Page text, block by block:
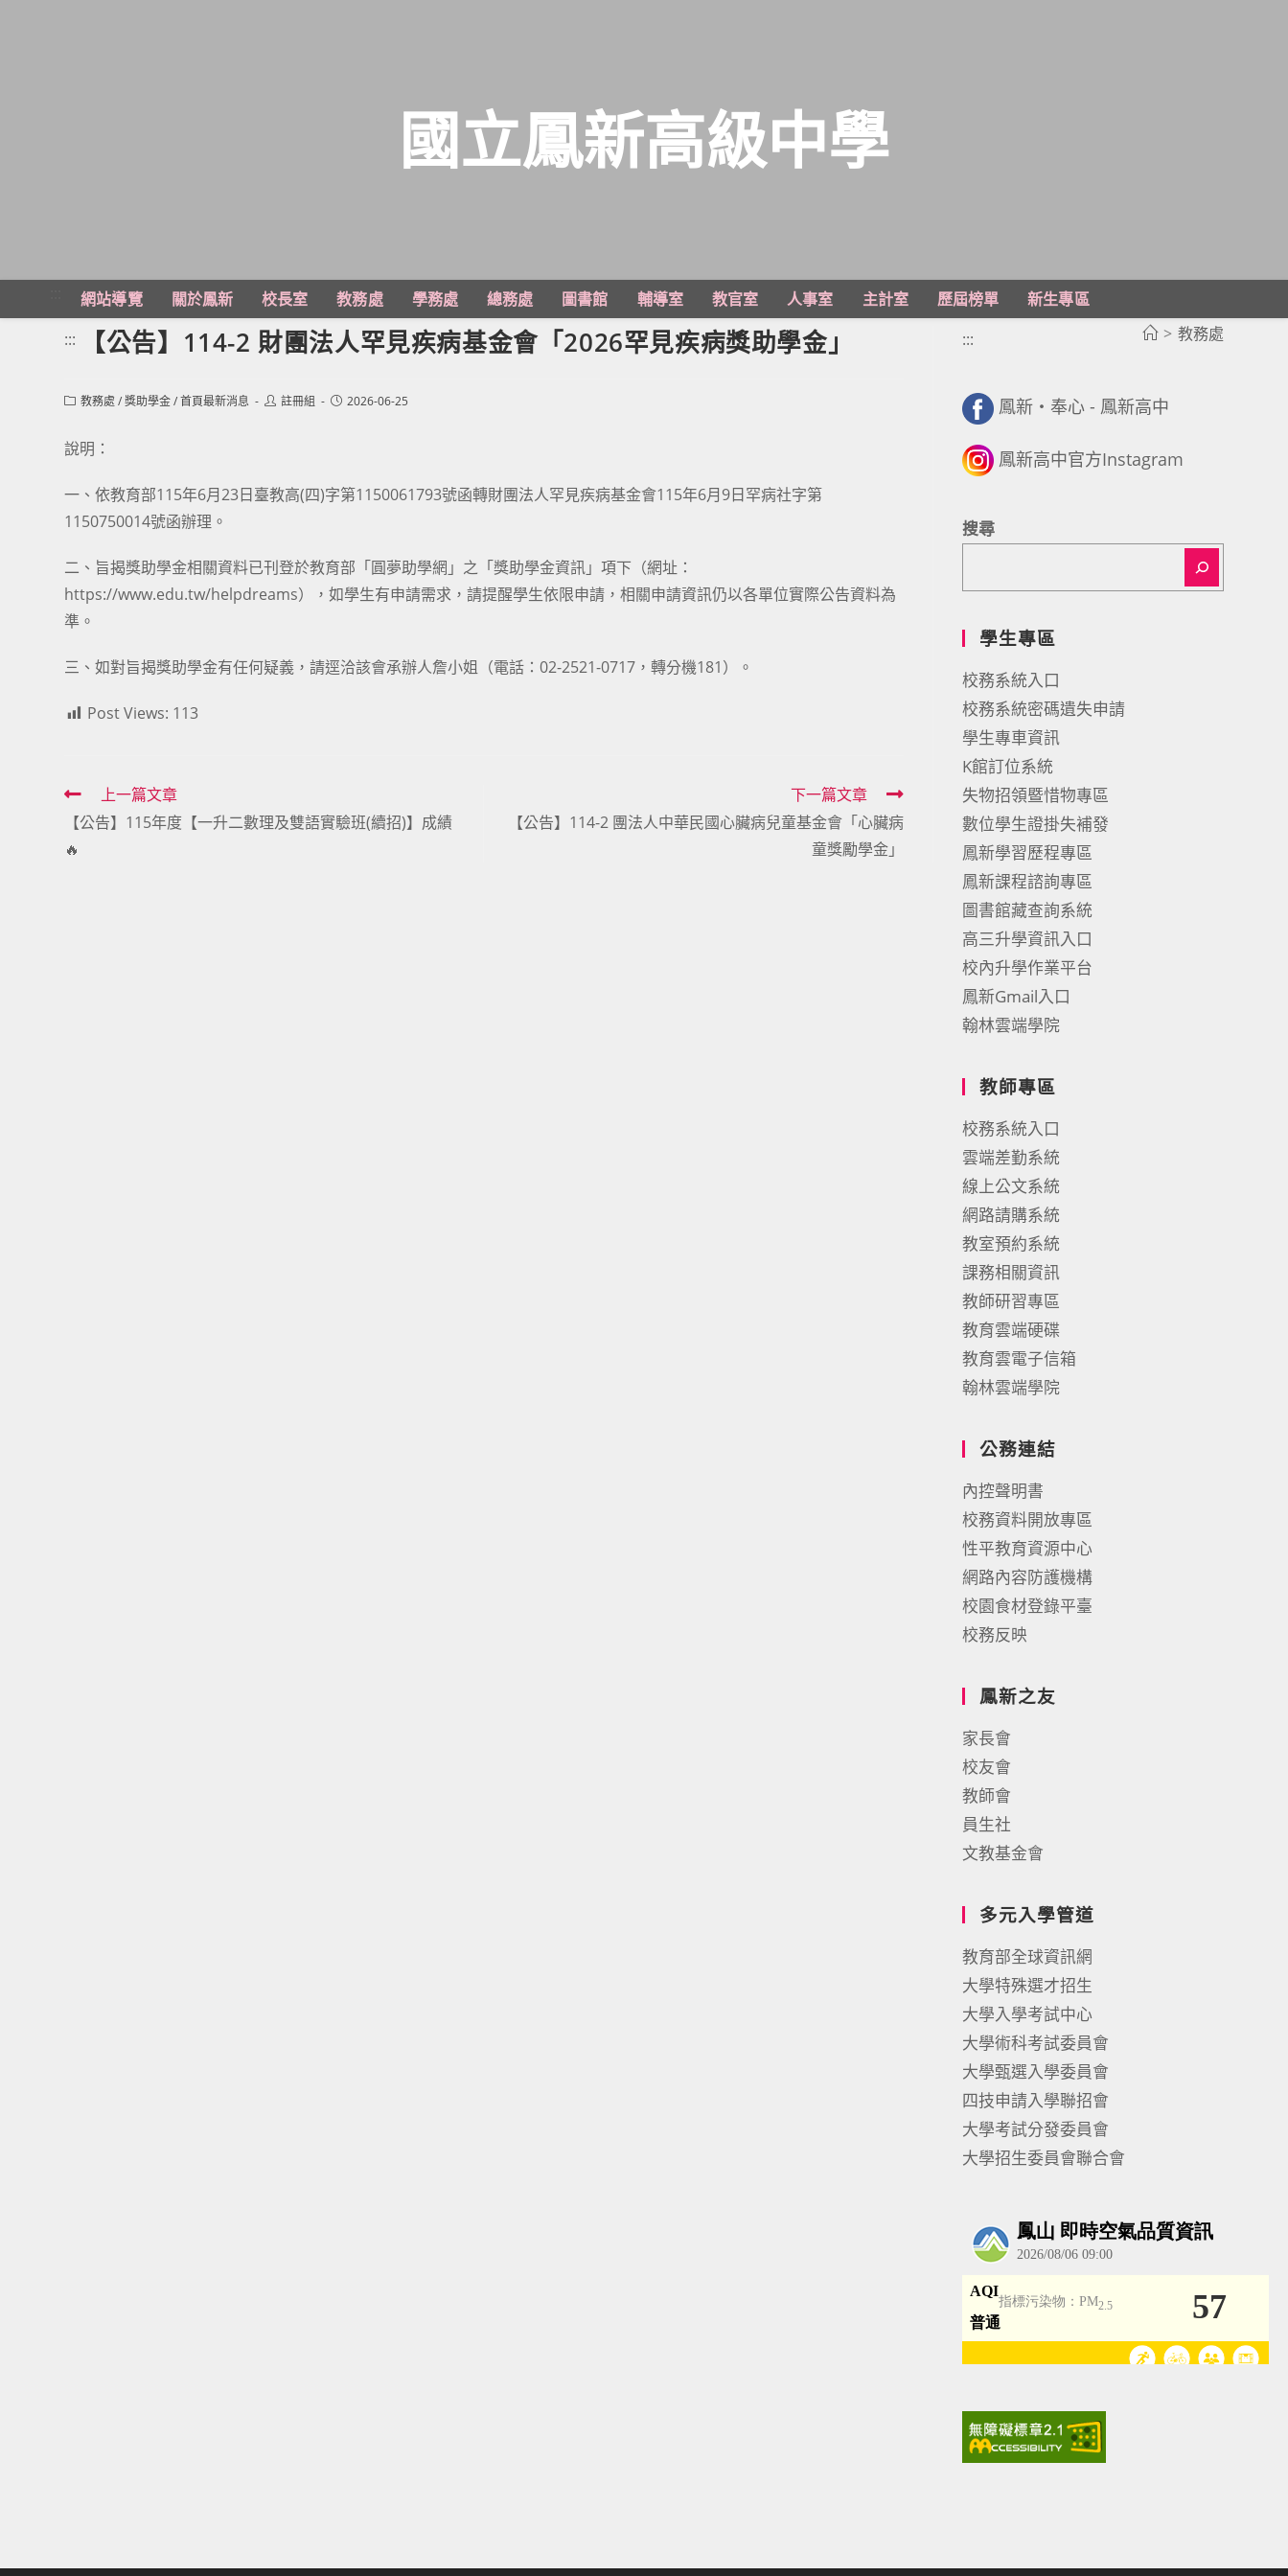
主
國立鳳新高級中學
網站導覽 關於鳳新 校長室 教務處 學務處 總務處 圖書館 輔導室 教官室 人事室 主計室 歷屆榜單
新生專區
> 教務處
::: 【公告】114-2 財團法人罕見疾病基金會「2026罕見疾病獎助學金」
Post教務處 /獎助學金/首頁最新消息
Post註冊組
Post2026-06-25
說明：
一、依教育部115年6月23日臺教高(四)字第1150061793號函轉財團法人罕見疾病基金會115年6月9日罕病社字第
1150750014號函辦理。
二、旨揭獎助學金相關資料已刊登於教育部「圓夢助學網」之「獎助學金資訊」項下（網址：
https://www.edu.tw/helpdreams），如學生有申請需求，請提醒學生依限申請，相關申請資訊仍以各單位實際公告資料為
準。
三、如對旨揭獎助學金有任何疑義，請逕洽該會承辦人詹小姐（電話：02-2521-0717，轉分機181）。
Post Views: 113
Read
more
articles
上一篇文章
【公告】115年度【一升二數理及雙語實驗班(續招)】成績
🔥
下一篇文章
【公告】114-2 團法人中華民國心臟病兒童基金會「心臟病
童獎勵學金」
:::
鳳新・奉心 - 鳳新高中
鳳新高中官方Instagram
搜尋
學生專區
校務系統入口
校務系統密碼遺失申請
學生專車資訊
K館訂位系統
失物招領暨惜物專區
數位學生證掛失補發
鳳新學習歷程專區
鳳新課程諮詢專區
圖書館藏查詢系統
高三升學資訊入口
校內升學作業平台
鳳新Gmail入口
翰林雲端學院
教師專區
校務系統入口
雲端差勤系統
線上公文系統
網路請購系統
教室預約系統
課務相關資訊
教師研習專區
教育雲端硬碟
教育雲電子信箱
翰林雲端學院
公務連結
內控聲明書
校務資料開放專區
性平教育資源中心
網路內容防護機構
校園食材登錄平臺
校務反映
鳳新之友
家長會
校友會
教師會
員生社
文教基金會
多元入學管道
教育部全球資訊網
大學特殊選才招生
大學入學考試中心
大學術科考試委員會
大學甄選入學委員會
四技申請入學聯招會
大學考試分發委員會
大學招生委員會聯合會